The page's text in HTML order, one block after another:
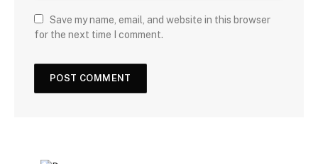
Save my name, email, and website in this browser
for the next time I comment.